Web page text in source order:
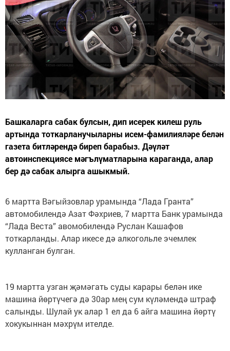
Башкаларга сабак булсын, дип исерек килеш руль
артында тоткарланучыларны исем-фамилияләре белән
газета битләрендә биреп барабыз. Дәүләт
автоинспекциясе мәгълүматларына караганда, алар
бер дә сабак алырга ашыкмый.
6 мартта Вәгыйзовлар урамында “Лада Гранта”
автомобилендә Азат Фәхриев, 7 мартта Банк урамында
“Лада Веста” авомобилендә Руслан Кашафов
тоткарланды. Алар икесе дә алкогольле эчемлек
кулланган булган.
19 мартта узган җәмәгать суды карары белән ике
машина йөртүчегә дә 30ар мең сум күләмендә штраф
салынды. Шулай ук алар 1 ел да 6 айга машина йөртү
хокукыннан мәхрүм ителде.